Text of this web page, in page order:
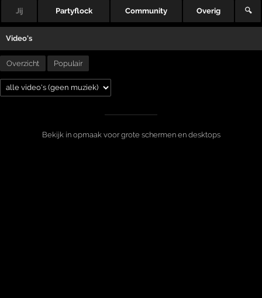
Jij Partyflock Community Overig 🔍
Video's
Overzicht Populair
Bekijk in opmaak voor grote schermen en desktops